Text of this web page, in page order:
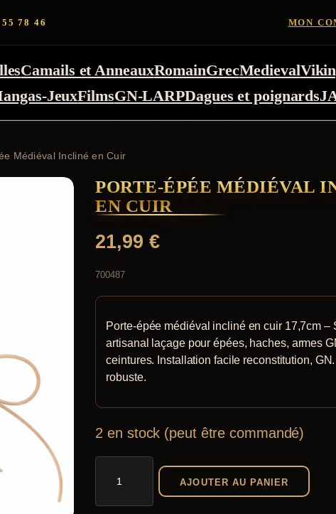
78 46 MON
Camails et AnneauxRomainGrecMedieval
JeuxFilmsGN-LARPDagues et poignards
Médiéval Incliné en Cuir
PORTE-ÉPÉE MÉDIÉVAL
EN CUIR
21,99 €
700487
Porte-épée médiéval incliné en cuir 17,7cm –
artisanal laçage pour épées, haches, armes
ceintures. Installation facile reconstitution,
robuste.
2 en stock (peut être commandé)
Porte-
AJOUTER AU PANIER